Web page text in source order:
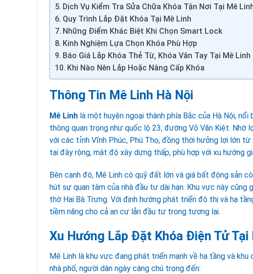
Dịch Vụ Kiểm Tra Sửa Chữa Khóa Tận Nơi Tại Mê
Quy Trình Lắp Đặt Khóa Tại Mê Linh
Những Điểm Khác Biệt Khi Chọn Smart Lock
Kinh Nghiệm Lựa Chọn Khóa Phù Hợp
Báo Giá Lắp Khóa Thẻ Từ, Khóa Vân Tay Tại Mê Linh
Khi Nào Nên Lắp Hoặc Nâng Cấp Khóa
Thông Tin Mê Linh Hà Nội
Mê Linh là một huyện ngoại thành phía Bắc của Hà Nội,
thông quan trọng như quốc lộ 23, đường Võ Văn Kiệt. Nhờ
với các tỉnh Vĩnh Phúc, Phú Thọ, đồng thời hưởng lợi lớn
tại đây rộng, mật độ xây dựng thấp, phù hợp với xu hướng
Bên cạnh đó, Mê Linh có quỹ đất lớn và giá bất động sản
hút sự quan tâm của nhà đầu tư dài hạn. Khu vực này
thờ Hai Bà Trưng. Với định hướng phát triển đô thị và hạ
tiềm năng cho cả an cư lẫn đầu tư trong tương lai.
Xu Hướng Lắp Đặt Khóa Điện Tử Tại
Mê Linh là khu vực đang phát triển mạnh về hạ tầng và
nhà phố, người dân ngày càng chú trọng đến: